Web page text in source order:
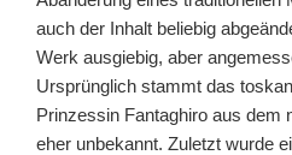
auch der Inhalt beliebig
Werk ausgiebig, aber
Ursprünglich stammt das
Prinzessin Fantaghiro aus dem
eher unbekannt. Zuletzt wurde